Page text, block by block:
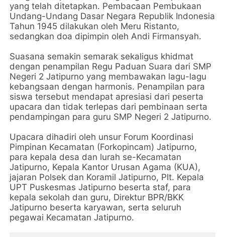
yang telah ditetapkan. Pembacaan Pembukaan
Undang-Undang Dasar Negara Republik Indonesia
Tahun 1945 dilakukan oleh Meru Ristanto,
sedangkan doa dipimpin oleh Andi Firmansyah.
Suasana semakin semarak sekaligus khidmat
dengan penampilan Regu Paduan Suara dari SMP
Negeri 2 Jatipurno yang membawakan lagu-lagu
kebangsaan dengan harmonis. Penampilan para
siswa tersebut mendapat apresiasi dari peserta
upacara dan tidak terlepas dari pembinaan serta
pendampingan para guru SMP Negeri 2 Jatipurno.
Upacara dihadiri oleh unsur Forum Koordinasi
Pimpinan Kecamatan (Forkopincam) Jatipurno,
para kepala desa dan lurah se-Kecamatan
Jatipurno, Kepala Kantor Urusan Agama (KUA),
jajaran Polsek dan Koramil Jatipurno, Plt. Kepala
UPT Puskesmas Jatipurno beserta staf, para
kepala sekolah dan guru, Direktur BPR/BKK
Jatipurno beserta karyawan, serta seluruh
pegawai Kecamatan Jatipurno.